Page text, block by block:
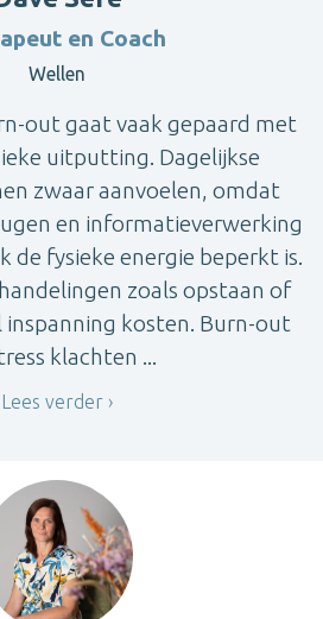
en Coach
Wellen
out gaat vaak gepaard met
uitputting. Dagelijkse
zwaar aanvoelen, omdat
en informatieverwerking
de fysieke energie beperkt is.
zoals opstaan of
inspanning kosten. Burn-out
klachten ...
Lees verder